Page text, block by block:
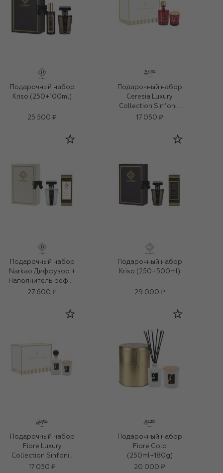
Подарочный набор
Kriso (250+100ml)
25 500 ₽
Подарочный набор
Ceresia Luxury
Collection Sinfonia
(250ml+180g)
17 050 ₽
Подарочный набор
Narkao Диффузор +
Наполнитель рефил
(250+500ml)
27 600 ₽
Подарочный набор
Kriso (250+500ml)
29 000 ₽
Подарочный набор
Fiore Luxury
Collection Sinfonia
(250ml+180g)
17 050 ₽
Подарочный набор
Fiore Gold
(250ml+180g)
20 000 ₽